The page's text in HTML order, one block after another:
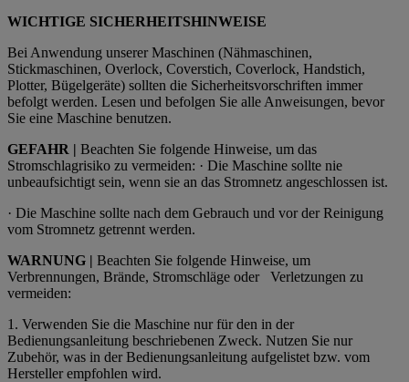
WICHTIGE SICHERHEITSHINWEISE
Bei Anwendung unserer Maschinen (Nähmaschinen,
Stickmaschinen, Overlock, Coverstich, Coverlock, Handstich,
Plotter, Bügelgeräte) sollten die Sicherheitsvorschriften immer
befolgt werden. Lesen und befolgen Sie alle Anweisungen, bevor
Sie eine Maschine benutzen.
GEFAHR | Beachten Sie folgende Hinweise, um das
Stromschlagrisiko zu vermeiden: · Die Maschine sollte nie
unbeaufsichtigt sein, wenn sie an das Stromnetz angeschlossen ist.
· Die Maschine sollte nach dem Gebrauch und vor der Reinigung
vom Stromnetz getrennt werden.
WARNUNG | Beachten Sie folgende Hinweise, um
Verbrennungen, Brände, Stromschläge oder
Verletzungen zu
vermeiden:
1. Verwenden Sie die Maschine nur für den in der
Bedienungsanleitung beschriebenen Zweck. Nutzen Sie nur
Zubehör, was in der Bedienungsanleitung aufgelistet bzw. vom
Hersteller empfohlen wird.